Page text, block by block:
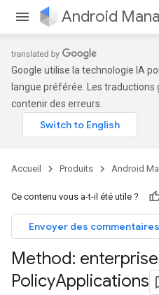
Google utilise la technologie IA
langue préférée. Les
contenir des erreurs.
Accueil Produits Android
Ce contenu vous a-t-il été utile ?
Envoyer des commentaires
Method:
PolicyApplications